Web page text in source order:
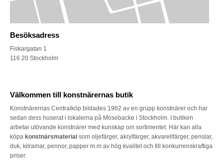
Besöksadress
Fiskargatan 1
116 20 Stockholm
Välkommen till konstnärernas butik
Konstnärernas Centralköp bildades 1962 av en grupp konstnärer och har
sedan dess huserat i lokalerna på Mosebacke i Stockholm. I butiken
arbetar utövande konstnärer med kunskap om sortimentet. Här kan alla
köpa konstnärsmaterial som oljefärger, akrylfärger, akvarellfärger, penslar,
duk, kilramar, pennor, papper m.m av hög kvalitet och till konkurrenskraftiga
priser.